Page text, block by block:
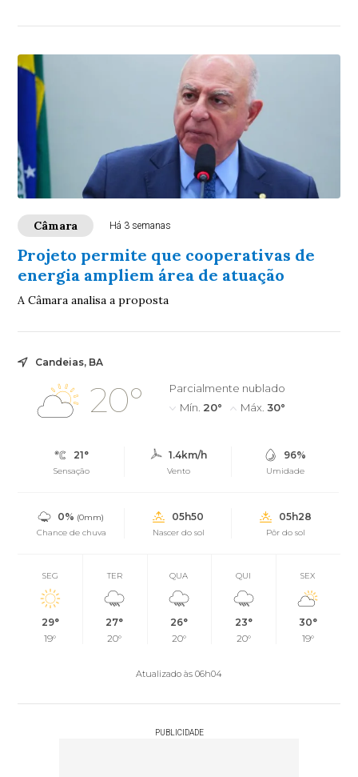
Câmara Há 3 semanas
Projeto permite que cooperativas de
energia ampliem área de atuação
A Câmara analisa a proposta
Candeias, BA
20°
Parcialmente nublado
Mín. 20° Máx. 30°
21°
Sensação
1.4km/h
Vento
96%
Umidade
0% (0mm)
Chance de chuva
05h50
Nascer do sol
05h28
Pôr do sol
SEG
29°
19°
TER
27°
20°
QUA
26°
20°
QUI
23°
20°
SEX
30°
19°
Atualizado às 06h04
PUBLICIDADE